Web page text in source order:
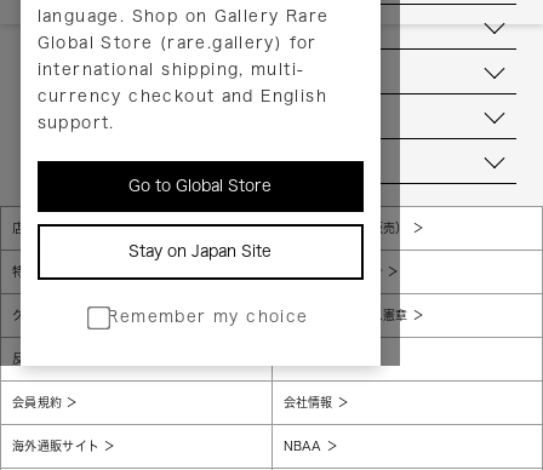
language. Shop on Gallery Rare
Global Store (rare.gallery) for
international shipping, multi-
currency checkout and English
support.
Go to Global Store
Stay on Japan Site
Remember my choice
ヘルプ
お問い合わせ
当店について
店舗一覧 販売規約（店頭販売）
特定商取引法に基づく表示 個人情報保護方針
グローバルプライバシーポリシー コンプライアンス憲章
反社会的勢力に対する基本方針
会員規約 会社情報
海外通販サイト NBAA